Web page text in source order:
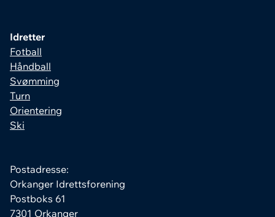
Idretter
Fotball
Håndball
Svømming
Turn
Orientering
Ski
Postadresse:
Orkanger Idrettsforening
Postboks 61
7301 Orkanger